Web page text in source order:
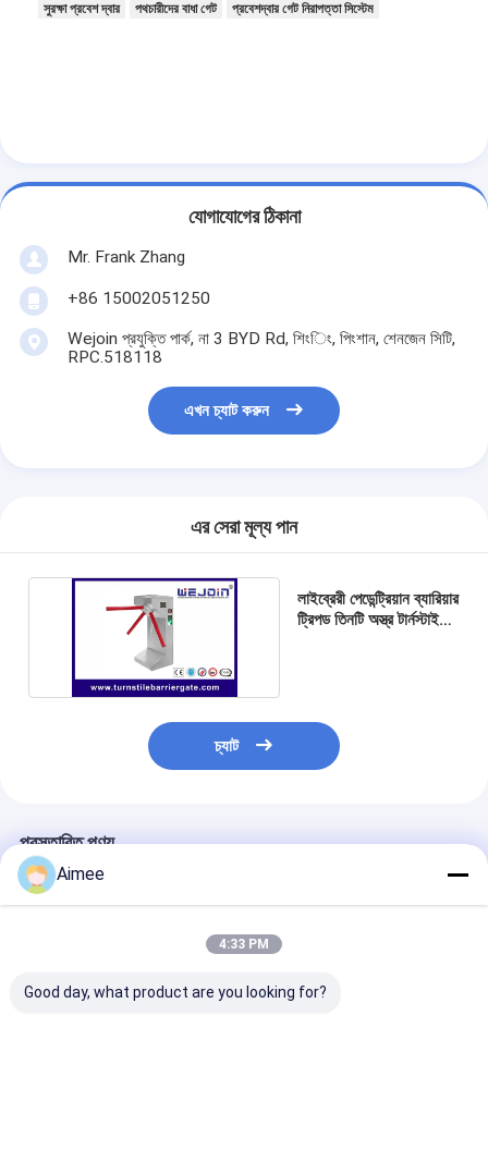
সুরক্ষা প্রবেশ দ্বার পথচারীদের বাধা গেট প্রবেশদ্বার গেট নিরাপত্তা সিস্টেম
যোগাযোগের ঠিকানা
Mr. Frank Zhang
+86 15002051250
Wejoin প্রযুক্তি পার্ক, না 3 BYD Rd, শিংিং, পিংশান, শেনজেন সিটি,
RPC.518118
এখন চ্যাট করুন
এর সেরা মূল্য পান
লাইব্রেরী পেডেন্ট্রিয়ান ব্যারিয়ার
ট্রিপড তিনটি অস্ত্র টার্নস্টাইল
চ্যাট
প্রস্তাবিত পণ্য
Aimee
4:33 PM
Good day, what product are you looking for?